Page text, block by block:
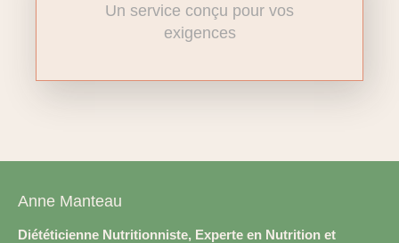
Un service conçu pour vos
exigences
Anne Manteau
Diététicienne Nutritionniste, Experte en Nutrition et